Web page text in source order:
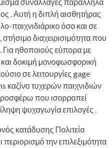
. Αυτή η διπλή αισθητήρας
παιχνιδιάρικο όσο και σε
διαχειρισιμότητα που
Για ηθοποιούς εύπορα με
δοκιμή μονοφωσφορική
σε λειτουργίες gage
καζίνο τυχερών παιχνιδιών
που ισορροπεί
ψυχαγωγία επιλογές .
κατάδυσης Πολιτεία
την επιλεξιμότητα